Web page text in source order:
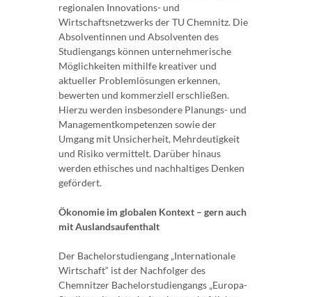
regionalen Innovations- und
Wirtschaftsnetzwerks der TU Chemnitz. Die
Absolventinnen und Absolventen des
Studiengangs können unternehmerische
Möglichkeiten mithilfe kreativer und
aktueller Problemlösungen erkennen,
bewerten und kommerziell erschließen.
Hierzu werden insbesondere Planungs- und
Managementkompetenzen sowie der
Umgang mit Unsicherheit, Mehrdeutigkeit
und Risiko vermittelt. Darüber hinaus
werden ethisches und nachhaltiges Denken
gefördert.
Ökonomie im globalen Kontext – gern auch
mit Auslandsaufenthalt
Der Bachelorstudiengang „Internationale
Wirtschaft“ ist der Nachfolger des
Chemnitzer Bachelorstudiengangs „Europa-